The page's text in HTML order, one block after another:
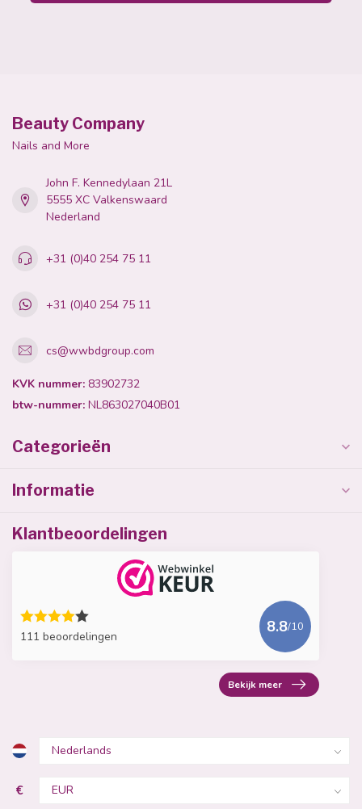
Beauty Company
Nails and More
John F. Kennedylaan 21L
5555 XC Valkenswaard
Nederland
+31 (0)40 254 75 11
+31 (0)40 254 75 11
cs@wwbdgroup.com
KVK nummer: 83902732
btw-nummer: NL863027040B01
Categorieën
Informatie
Klantbeoordelingen
111 beoordelingen
8.8/10
Bekijk meer
€